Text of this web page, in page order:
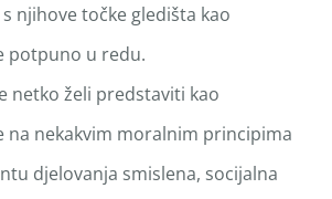
njihove točke gledišta kao
potpuno u redu.
netko želi predstaviti kao
na nekakvim moralnim principima
djelovanja smislena, socijalna